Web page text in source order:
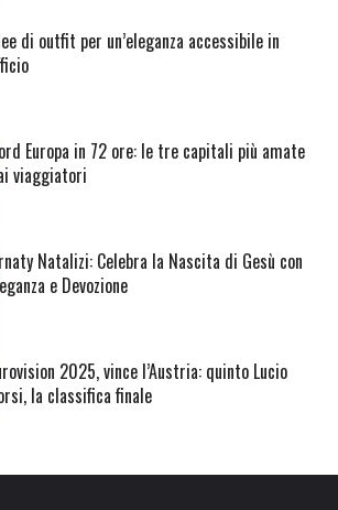
di outfit per un’eleganza accessibile in
Europa in 72 ore: le tre capitali più amate
viaggiatori
Natalizi: Celebra la Nascita di Gesù con
e Devozione
2025, vince l’Austria: quinto Lucio
la classifica finale